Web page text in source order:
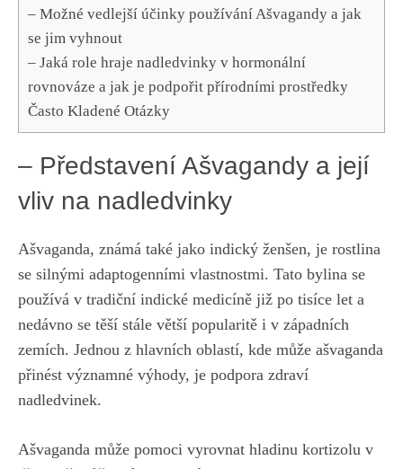
– Možné vedlejší účinky používání Ašvagandy a jak
se jim vyhnout
– ​Jaká role hraje nadledvinky v ​hormonální
rovnováze⁤ a jak je podpořit přírodními‍ prostředky
Často Kladené Otázky
– Představení Ašvagandy ⁣a její
‍vliv na nadledvinky
Ašvaganda,⁣ známá také jako indický‌ ženšen, je ​rostlina
se silnými adaptogenními vlastnostmi. Tato bylina se
⁢používá v⁢ tradiční indické medicíně ‌již ‍po tisíce let a
nedávno ⁣se⁤ těší stále větší popularitě ⁤i v západních‍
zemích. Jednou z hlavních oblastí, kde‌ může ašvaganda
přinést významné výhody, ​je podpora⁤ zdraví
nadledvinek.
Ašvaganda může pomoci vyrovnat hladinu kortizolu v⁢